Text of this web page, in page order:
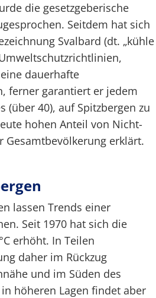
die gesetzgeberische
Seitdem hat sich
Svalbard (dt. „kühle
dauerhafte
ferner garantiert er jedem
(über 40), auf Spitzbergen zu
hohen Anteil von Nicht-
Gesamtbevölkerung erklärt.
lassen Trends einer
Seit 1970 hat sich die
erhöht. In Teilen
daher im Rückzug
und im Süden des
höheren Lagen findet aber